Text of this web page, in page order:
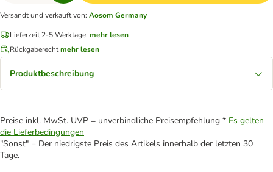
Versandt und verkauft von: Aosom Germany
Lieferzeit 2-5 Werktage. mehr lesen
Rückgaberechtmehr lesen
Produktbeschreibung
Preise inkl. MwSt. UVP = unverbindliche Preisempfehlung * Es gelten
die Lieferbedingungen
"Sonst" = Der niedrigste Preis des Artikels innerhalb der letzten 30
Tage.